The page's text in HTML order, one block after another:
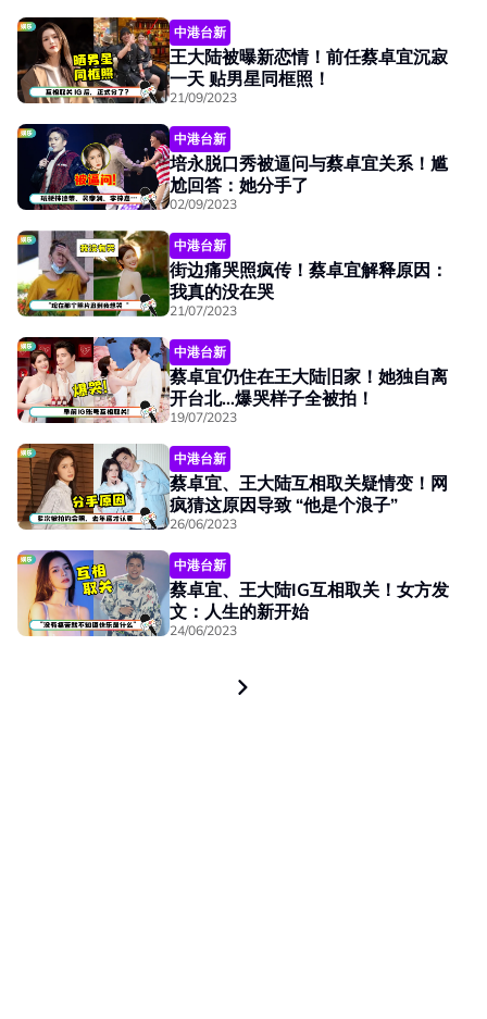
中港台新
王大陆被曝新恋情！前任蔡卓宜沉寂
一天 贴男星同框照！
21/09/2023
中港台新
培永脱口秀被逼问与蔡卓宜关系！尴
尬回答：她分手了
02/09/2023
中港台新
街边痛哭照疯传！蔡卓宜解释原因：
我真的没在哭
21/07/2023
中港台新
蔡卓宜仍住在王大陆旧家！她独自离
开台北…爆哭样子全被拍！
19/07/2023
中港台新
蔡卓宜、王大陆互相取关疑情变！网
疯猜这原因导致 “他是个浪子”
26/06/2023
中港台新
蔡卓宜、王大陆IG互相取关！女方发
文：人生的新开始
24/06/2023